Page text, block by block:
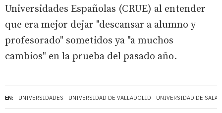
EN: UNIVERSIDADES UNIVERSIDAD DE VALLADOLID UNIVERSIDAD DE
Universidades Españolas (CRUE) al entender
que era mejor dejar "descansar a alumno y
profesorado" sometidos ya "a muchos
cambios" en la prueba del pasado año.